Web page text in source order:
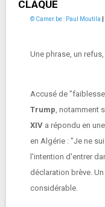
CLAQUE
© Camer.be : Paul Moutila
Une phrase, un
Accusé de
Trump, notamment
XIV a répondu en
en Algérie : "Je ne
l'intention d'entrer
déclaration brève.
considérable.